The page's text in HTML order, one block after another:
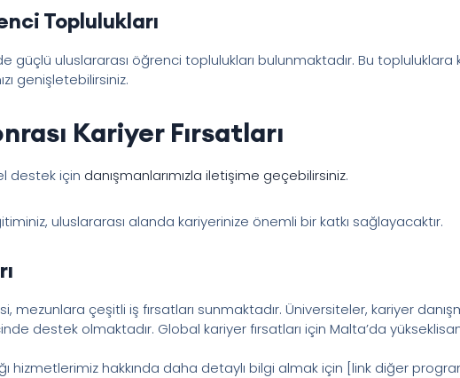
Toplulukları
güçlü uluslararası öğrenci toplulukları bulunmaktadır. Bu topluluklara
genişletebilirsiniz.
Kariyer Fırsatları
destek için danışmanlarımızla iletişime geçebilirsiniz.
uluslararası alanda kariyerinize önemli bir katkı sağlayacaktır.
mezunlara çeşitli iş fırsatları sunmaktadır. Üniversiteler, kariyer
destek olmaktadır. Global kariyer fırsatları için Malta’da
hizmetlerimiz hakkında daha detaylı bilgi almak için [link diğer